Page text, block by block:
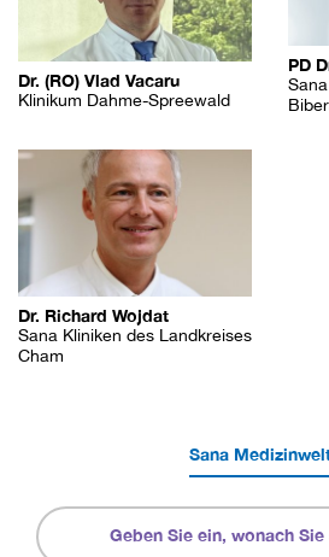
Dr. (RO) Vlad Vacaru
Klinikum Dahme-Spreewald
PD
Dr. Richard Wojdat
Sana Kliniken des Landkreises
Cham
Sana